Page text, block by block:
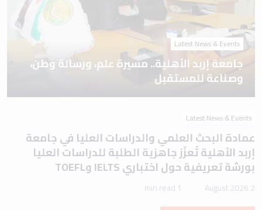
Latest News & Events
جامعة إربد الأهلية.. مسيرة علم، ورسالة وطن،
وصناعة للمستقبل
Latest News & Events
عمادة البحث العلمي والدراسات العليا في جامعة
إربد الأهلية تُعزّز جاهزية الطلبة للدراسات العليا
بورشة تعريفية حول اختباري IELTS وTOEFL
2 August 2026
1 min read